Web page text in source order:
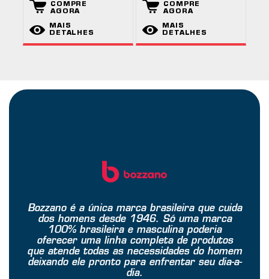
COMPRE
AGORA
MAIS
DETALHES
COMPRE
AGORA
MAIS
DETALHES
Bozzano é a única marca brasileira que cuida
dos homens desde 1946. Só uma marca
100% brasileira e masculina poderia
oferecer uma linha completa de produtos
que atende todas as necessidades do homem
deixando ele pronto para enfrentar seu dia-a-
dia.